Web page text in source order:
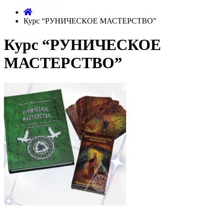
Курс “РУНИЧЕСКОЕ МАСТЕРСТВО”
Курс “РУНИЧЕСКОЕ
МАСТЕРСТВО”